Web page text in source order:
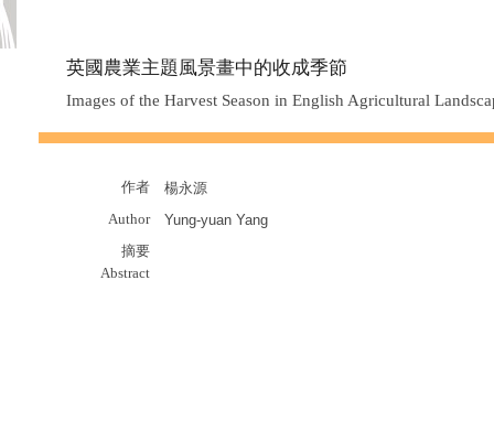
英國農業主題風景畫中的收成季節
Images of the Harvest Season in English Agricultural
作者
楊永源
Author
Yung-yuan Yang
摘要
Abstract